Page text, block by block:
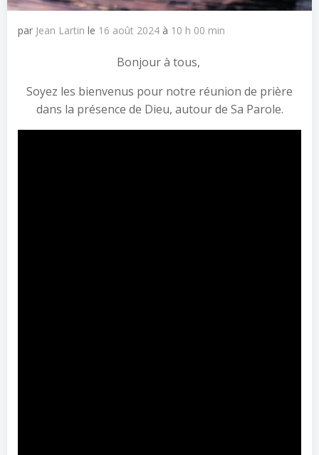
par Jean Lartin le 16 août 2024 à 10 h 00 min
Bonjour à tous,
Soyez les bienvenus pour notre réunion de prière
dans la présence de Dieu, autour de Sa Parole.